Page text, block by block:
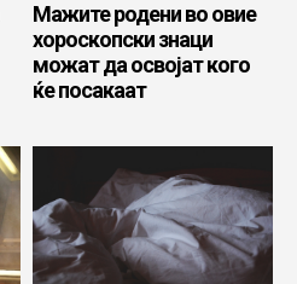
Мажите родени во овие
хороскопски знаци
можат да освојат кого
ќе посакаат